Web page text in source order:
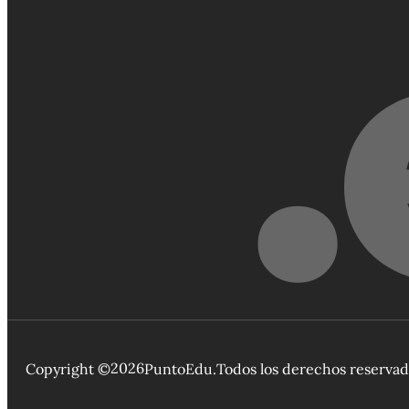
Copyright ©2026PuntoEdu.Todos los derechos